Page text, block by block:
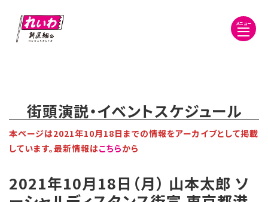
メニュー
街頭演説・イベントスケジュール
本ページは2021年10月18日までの情報をアーカイブとして掲載
しています。最新情報はこちらから
2021年10月18日（月） 山本太郎 ソ